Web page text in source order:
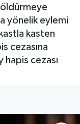
yönelik eylemi
kasten
cezasına
hapis cezası